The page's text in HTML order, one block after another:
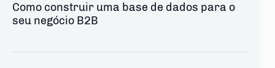
Como construir uma base de dados para o
seu negócio B2B